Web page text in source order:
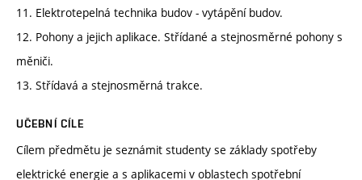
11. Elektrotepelná technika budov - vytápění budov.
12. Pohony a jejich aplikace. Střídané a stejnosměrné pohony s
měniči.
13. Střídavá a stejnosměrná trakce.
UČEBNÍ CÍLE
Cílem předmětu je seznámit studenty se základy spotřeby
elektrické energie a s aplikacemi v oblastech spotřební